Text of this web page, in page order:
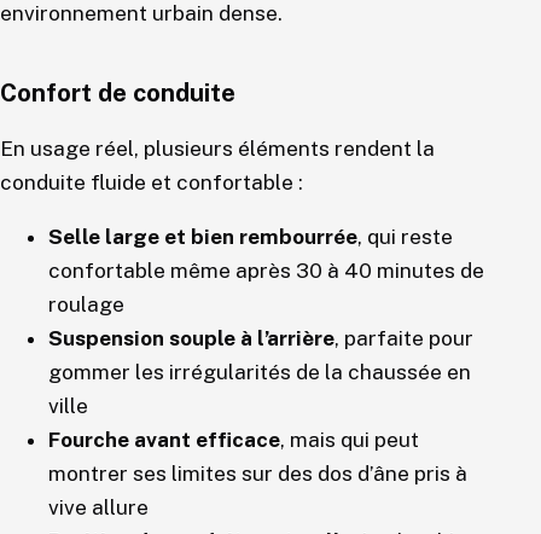
environnement urbain dense.
Confort de conduite
En usage réel, plusieurs éléments rendent la
conduite fluide et confortable :
Selle large et bien rembourrée, qui reste
confortable même après 30 à 40 minutes de
roulage
Suspension souple à l’arrière, parfaite pour
gommer les irrégularités de la chaussée en
ville
Fourche avant efficace, mais qui peut
montrer ses limites sur des dos d’âne pris à
vive allure